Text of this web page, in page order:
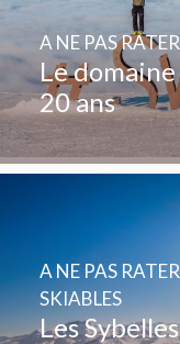
Le
20 ans
A NE PAS RATER
Les
A NE PAS RATER
SKIABLES